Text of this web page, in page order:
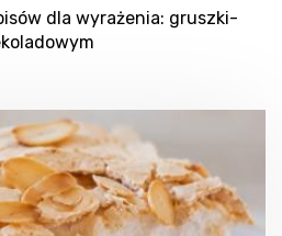
dla wyrażenia: gruszki-